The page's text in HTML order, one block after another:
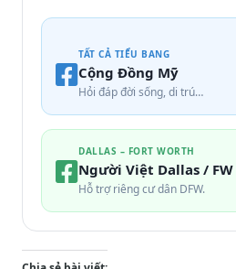
TẤT CẢ TIỂU BANG
Cộng Đồng Mỹ
Hỏi đáp đời sống, di trú…
DALLAS – FORT WORTH
Người Việt Dallas / FW
Hỗ trợ riêng cư dân DFW.